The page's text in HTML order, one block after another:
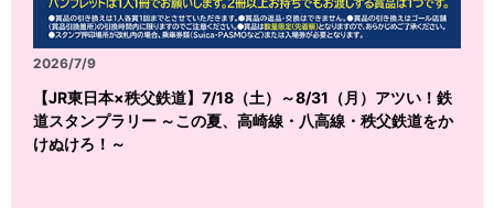
2026/7/9
【JR東日本×秩父鉄道】7/18（土）～8/31（月）アツい！鉄
道スタンプラリー ～この夏、高崎線・八高線・秩父鉄道をか
けぬけろ！～